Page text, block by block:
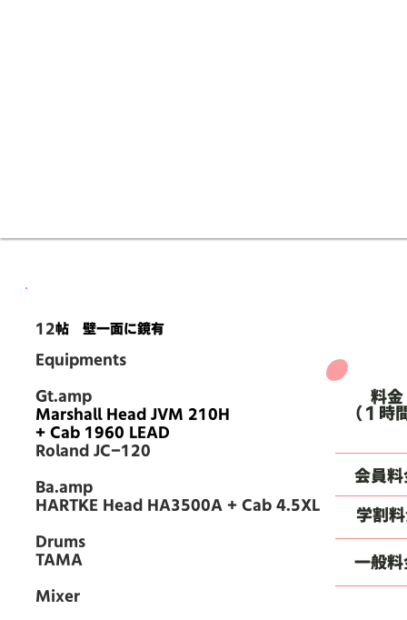
12帖 壁一面に鏡有
Equipments
Gt.amp
Marshall Head JVM 210H
+ Cab 1960 LEAD
Roland JC-120
Ba.amp
HARTKE Head HA3500A + Cab 4.5XL
Drums
TAMA
Mixer
料金
（１時
会員料
学割
一般料